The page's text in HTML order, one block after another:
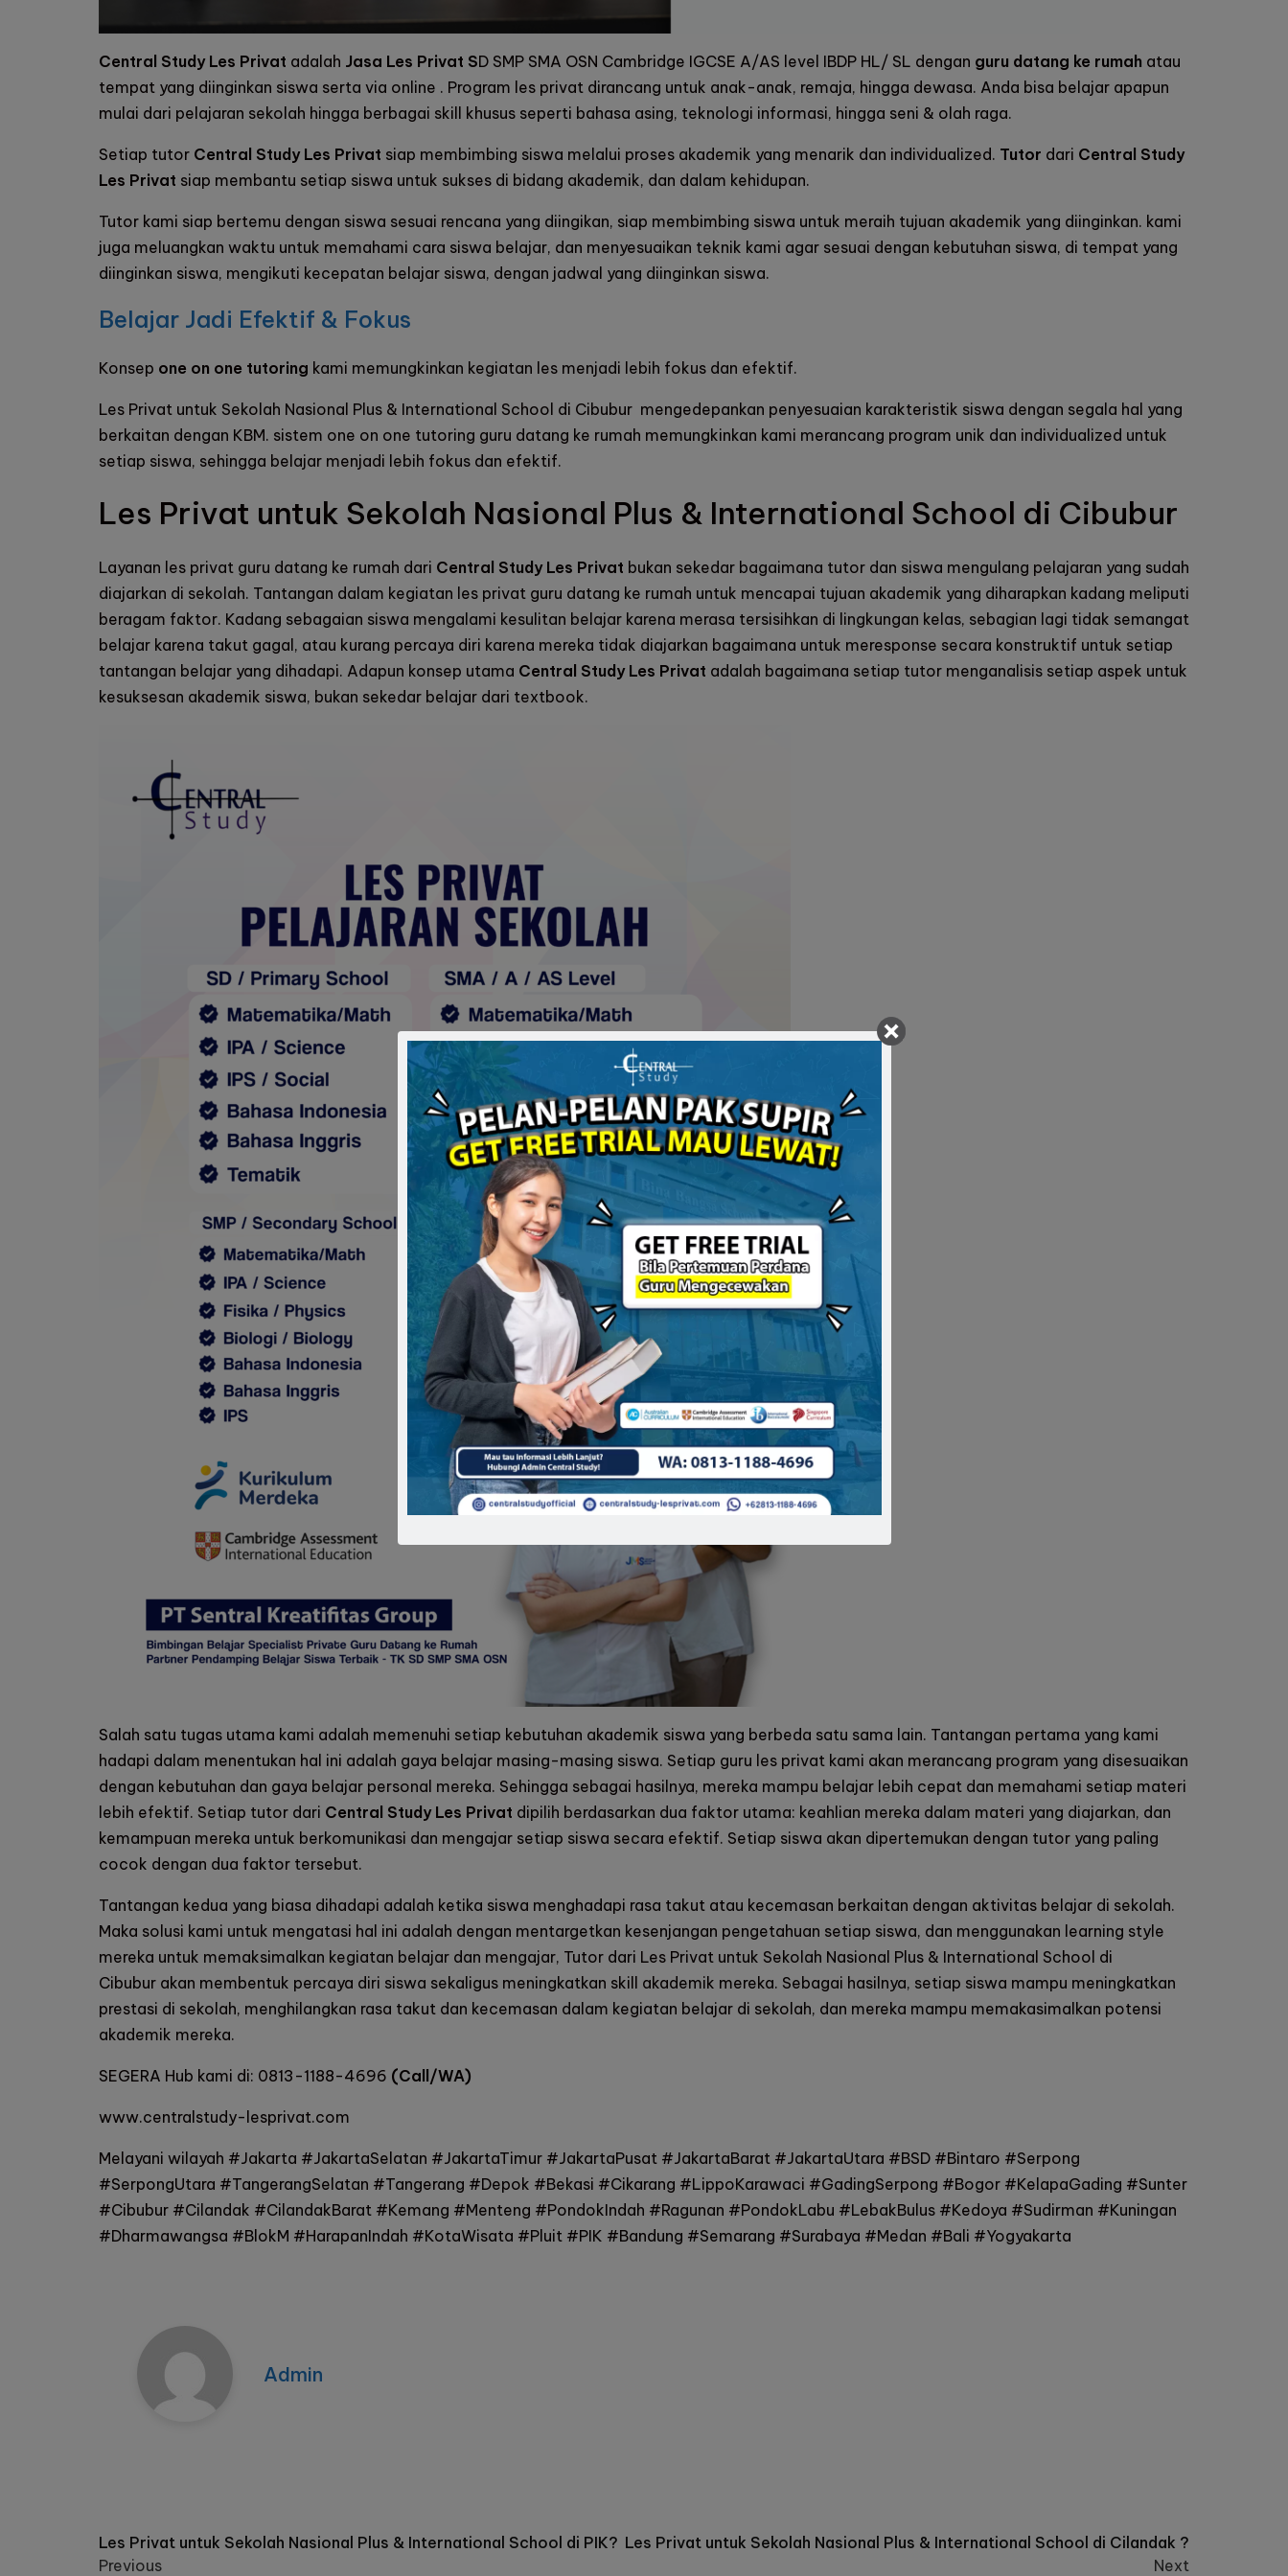
Central Study Les Privat adalah Jasa Les Privat SD SMP SMA OSN Cambridge IGCSE A/AS level IBDP HL/ SL dengan guru datang ke rumah atau
tempat yang diinginkan siswa serta via online . Program les privat dirancang untuk anak-anak, remaja, hingga dewasa. Anda bisa belajar apapun
mulai dari pelajaran sekolah hingga berbagai skill khusus seperti bahasa asing, teknologi informasi, hingga seni & olah raga.
Setiap tutor Central Study Les Privat siap membimbing siswa melalui proses akademik yang menarik dan individualized. Tutor dari Central Study
Les Privat siap membantu setiap siswa untuk sukses di bidang akademik, dan dalam kehidupan.
Tutor kami siap bertemu dengan siswa sesuai rencana yang diingikan, siap membimbing siswa untuk meraih tujuan akademik yang diinginkan. kami
juga meluangkan waktu untuk memahami cara siswa belajar, dan menyesuaikan teknik kami agar sesuai dengan kebutuhan siswa, di tempat yang
diinginkan siswa, mengikuti kecepatan belajar siswa, dengan jadwal yang diinginkan siswa.
Belajar Jadi Efektif & Fokus
Konsep one on one tutoring kami memungkinkan kegiatan les menjadi lebih fokus dan efektif.
Les Privat untuk Sekolah Nasional Plus & International School di Cibubur mengedepankan penyesuaian karakteristik siswa dengan segala hal yang
berkaitan dengan KBM. sistem one on one tutoring guru datang ke rumah memungkinkan kami merancang program unik dan individualized untuk
setiap siswa, sehingga belajar menjadi lebih fokus dan efektif.
Les Privat untuk Sekolah Nasional Plus & International School di Cibubur
Layanan les privat guru datang ke rumah dari Central Study Les Privat bukan sekedar bagaimana tutor dan siswa mengulang pelajaran yang sudah
diajarkan di sekolah. Tantangan dalam kegiatan les privat guru datang ke rumah untuk mencapai tujuan akademik yang diharapkan kadang meliputi
beragam faktor. Kadang sebagaian siswa mengalami kesulitan belajar karena merasa tersisihkan di lingkungan kelas, sebagian lagi tidak semangat
belajar karena takut gagal, atau kurang percaya diri karena mereka tidak diajarkan bagaimana untuk meresponse secara konstruktif untuk setiap
tantangan belajar yang dihadapi. Adapun konsep utama Central Study Les Privat adalah bagaimana setiap tutor menganalisis setiap aspek untuk
kesuksesan akademik siswa, bukan sekedar belajar dari textbook.
Salah satu tugas utama kami adalah memenuhi setiap kebutuhan akademik siswa yang berbeda satu sama lain. Tantangan pertama yang kami
hadapi dalam menentukan hal ini adalah gaya belajar masing-masing siswa. Setiap guru les privat kami akan merancang program yang disesuaikan
dengan kebutuhan dan gaya belajar personal mereka. Sehingga sebagai hasilnya, mereka mampu belajar lebih cepat dan memahami setiap materi
lebih efektif. Setiap tutor dari Central Study Les Privat dipilih berdasarkan dua faktor utama: keahlian mereka dalam materi yang diajarkan, dan
kemampuan mereka untuk berkomunikasi dan mengajar setiap siswa secara efektif. Setiap siswa akan dipertemukan dengan tutor yang paling
cocok dengan dua faktor tersebut.
Tantangan kedua yang biasa dihadapi adalah ketika siswa menghadapi rasa takut atau kecemasan berkaitan dengan aktivitas belajar di sekolah.
Maka solusi kami untuk mengatasi hal ini adalah dengan mentargetkan kesenjangan pengetahuan setiap siswa, dan menggunakan learning style
mereka untuk memaksimalkan kegiatan belajar dan mengajar, Tutor dari Les Privat untuk Sekolah Nasional Plus & International School di
Cibubur akan membentuk percaya diri siswa sekaligus meningkatkan skill akademik mereka. Sebagai hasilnya, setiap siswa mampu meningkatkan
prestasi di sekolah, menghilangkan rasa takut dan kecemasan dalam kegiatan belajar di sekolah, dan mereka mampu memakasimalkan potensi
akademik mereka.
SEGERA Hub kami di: 0813-1188-4696 (Call/WA)
www.centralstudy-lesprivat.com
Melayani wilayah #Jakarta #JakartaSelatan #JakartaTimur #JakartaPusat #JakartaBarat #JakartaUtara #BSD #Bintaro #Serpong
#SerpongUtara #TangerangSelatan #Tangerang #Depok #Bekasi #Cikarang #LippoKarawaci #GadingSerpong #Bogor #KelapaGading #Sunter
#Cibubur #Cilandak #CilandakBarat #Kemang #Menteng #PondokIndah #Ragunan #PondokLabu #LebakBulus #Kedoya #Sudirman #Kuningan
#Dharmawangsa #BlokM #HarapanIndah #KotaWisata #Pluit #PIK #Bandung #Semarang #Surabaya #Medan #Bali #Yogyakarta
Admin
Post
Les Privat untuk Sekolah Nasional Plus & International School di PIK?
Previous
Les Privat untuk Sekolah Nasional Plus & International School di Cilandak ?
Next